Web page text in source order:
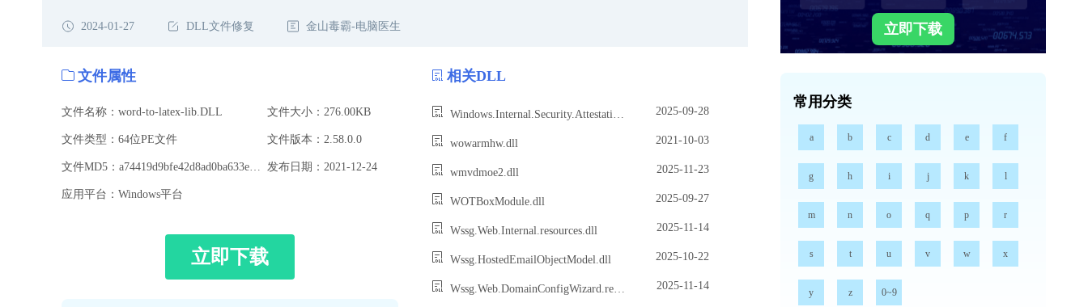
2024-01-27 DLL文件修复 金山毒霸-电脑医生
文件属性
文件名称：word-to-latex-lib.DLL 文件大小：276.00KB
文件类型：64位PE文件 文件版本：2.58.0.0
发布日期：2021-12-24
应用平台：Windows平台
立即下载
相关DLL
Windows.Internal.Security.Attestation.DeviceAttestation.dll 2025-09-28
wowarmhw.dll 2021-10-03
wmvdmoe2.dll 2025-11-23
WOTBoxModule.dll 2025-09-27
Wssg.Web.Internal.resources.dll 2025-11-14
Wssg.HostedEmailObjectModel.dll 2025-10-22
Wssg.Web.DomainConfigWizard.resources.dll 2025-11-14
立即下载
常用分类
a b c d e f
g h i j k l
m n o q p r
s t u v w x
y z 0~9